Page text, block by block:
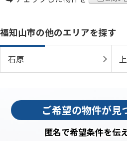
福知山市の他のエリアを探す
石原
ご希望の物件が見
匿名で希望条件を伝